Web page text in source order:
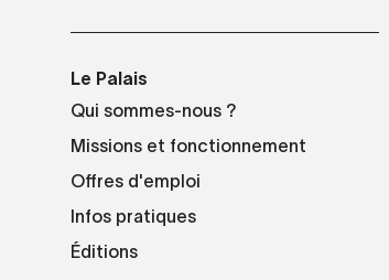
Le Palais
Qui sommes-nous ?
Missions et fonctionnement
Offres d'emploi
Infos pratiques
Éditions